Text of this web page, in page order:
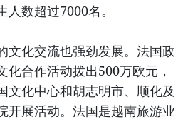
数超过7000名。
文化交流也强劲发展。法国政
化合作活动拨出500万欧元，
文化中心和胡志明市、顺化及
开展活动。法国是越南旅游业